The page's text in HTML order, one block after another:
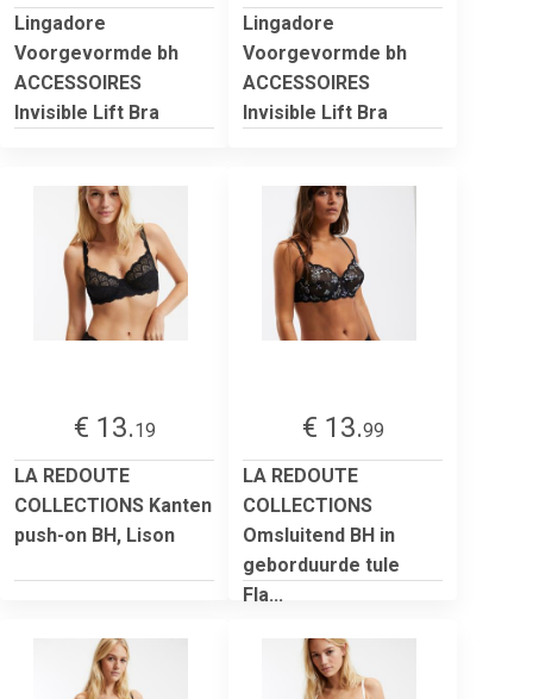
Lingadore
Voorgevormde bh
ACCESSOIRES
Invisible Lift Bra
Lingadore
Voorgevormde bh
ACCESSOIRES
Invisible Lift Bra
€ 13.19
LA REDOUTE
COLLECTIONS Kanten
push-on BH, Lison
€ 13.99
LA REDOUTE
COLLECTIONS
Omsluitend BH in
geborduurde tule
Fla...